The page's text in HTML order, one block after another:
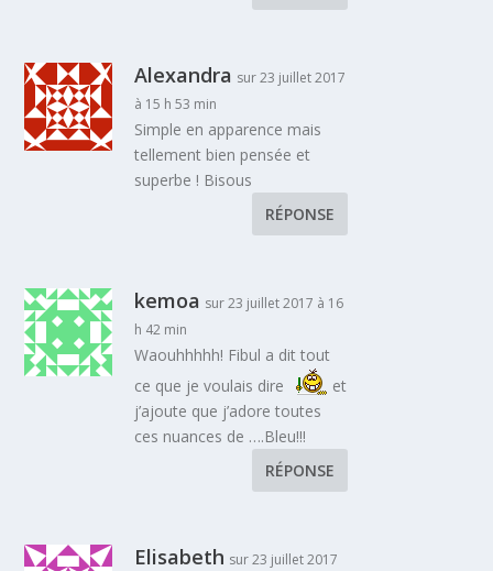
Alexandra sur 23 juillet 2017
à 15 h 53 min
Simple en apparence mais
tellement bien pensée et
superbe ! Bisous
RÉPONSE
kemoa sur 23 juillet 2017 à 16
h 42 min
Waouhhhhh! Fibul a dit tout
ce que je voulais dire
et
j’ajoute que j’adore toutes
ces nuances de ….Bleu!!!
RÉPONSE
Elisabeth sur 23 juillet 2017